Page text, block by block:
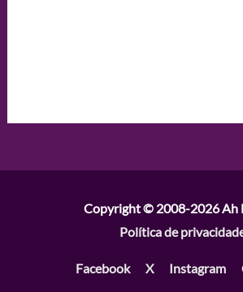
Copyright © 2008-2026Ah
Política de
Facebook X Instagram